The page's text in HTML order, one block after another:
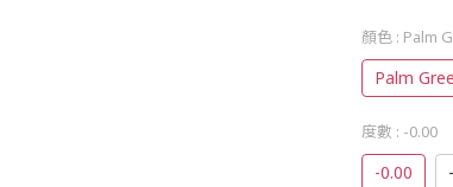
顏色 : Palm
Palm
度數 : -0.00
-0.00